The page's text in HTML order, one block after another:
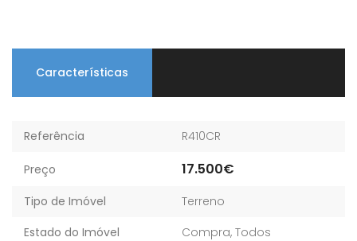
Características
Referência R410CR
Preço 17.500€
Tipo de Imóvel
Terreno
Estado do Imóvel
Compra, Todos